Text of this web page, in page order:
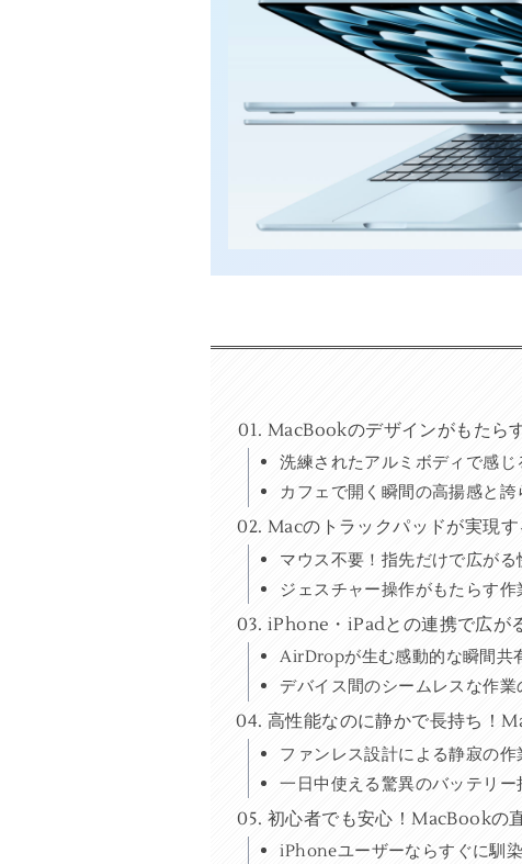
MacBookのデザインがもたら
洗練されたアルミボディで感じ
カフェで開く瞬間の高揚感と誇
Macのトラックパッドが実現
マウス不要！指先だけで広が
ジェスチャー操作がもたらす
iPhone・iPadとの連携で広が
AirDropが生む感動的な瞬間共
デバイス間のシームレスな作業
高性能なのに静かで長持ち！
ファンレス設計による静寂の作
一日中使える驚異のバッテリー
初心者でも安心！MacBookの
iPhoneユーザーならすぐに馴